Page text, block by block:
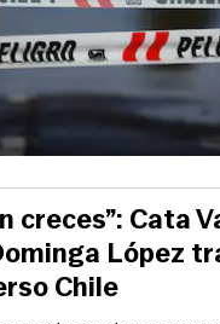
creces”: Cata
López
Chile